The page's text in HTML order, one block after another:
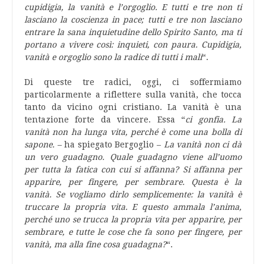
cupidigia, la vanità e l’orgoglio. E tutti e tre non ti
lasciano la coscienza in pace; tutti e tre non lasciano
entrare la sana inquietudine dello Spirito Santo, ma ti
portano a vivere così: inquieti, con paura. Cupidigia,
vanità e orgoglio sono la radice di tutti i mali“.
Di queste tre radici, oggi, ci soffermiamo
particolarmente a riflettere sulla vanità, che tocca
tanto da vicino ogni cristiano. La vanità è una
tentazione forte da vincere. Essa “ci gonfia. La
vanità non ha lunga vita, perché è come una bolla di
sapone. – ha spiegato Bergoglio – La vanità non ci dà
un vero guadagno. Quale guadagno viene all’uomo
per tutta la fatica con cui si affanna? Si affanna per
apparire, per fingere, per sembrare. Questa è la
vanità. Se vogliamo dirlo semplicemente: la vanità è
truccare la propria vita. E questo ammala l’anima,
perché uno se trucca la propria vita per apparire, per
sembrare, e tutte le cose che fa sono per fingere, per
vanità, ma alla fine cosa guadagna?“.